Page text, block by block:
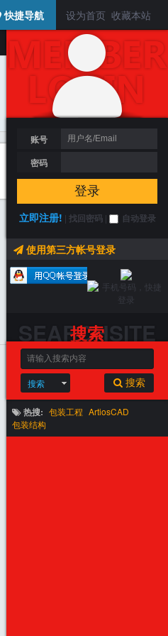
设为首页 收藏本站
快捷导航
登陆 / 注册
搜索
USERCENTER
账号
密码
登录
立即注册! | 找回密码| 自动登录
使用第三方帐号登录
SEARCHSITE
搜索
搜索 搜索
热搜: 包装工程 ArtiosCAD
包装结构
加为好友
发送消息